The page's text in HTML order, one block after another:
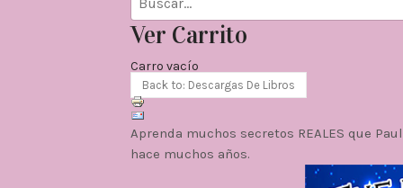
Ver Carrito
Carro vacío
Back to: Descargas De Libros
Aprenda muchos secretos REALES que
hace muchos años.